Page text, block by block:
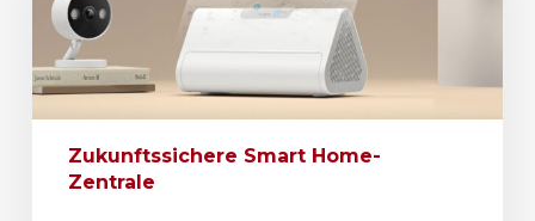
Zukunftssichere Smart Home-
Zentrale